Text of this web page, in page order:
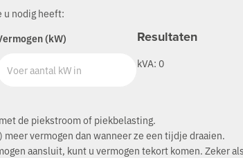
u nodig heeft:
(kW) Resultaten
kVA: 0
de piekstroom of piekbelasting.
vermogen dan wanneer ze een tijdje draaien.
aansluit, kunt u vermogen tekort komen. Zeker